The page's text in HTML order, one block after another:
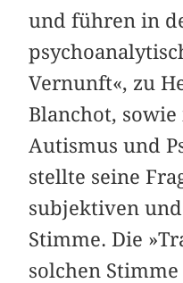
und führen in
Vernunft«, zu
Blanchot,
Autismus und
stellte seine
subjektiven
Stimme. Die
solchen